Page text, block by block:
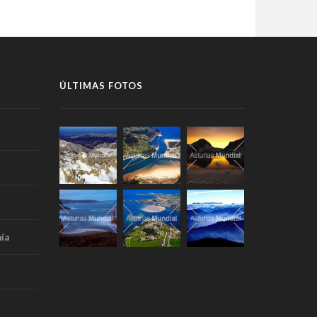
ÚLTIMAS FOTOS